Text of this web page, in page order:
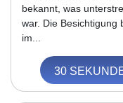
bekannt, was
war. Die Besichtigung
im...
30